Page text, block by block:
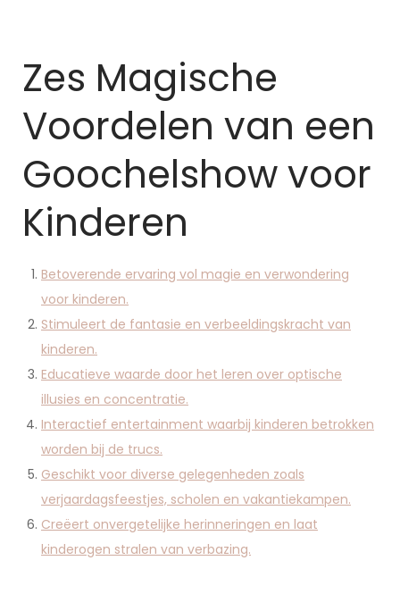
Zes Magische
Voordelen van een
Goochelshow voor
Kinderen
Betoverende ervaring vol magie en verwondering
voor kinderen.
Stimuleert de fantasie en verbeeldingskracht van
kinderen.
Educatieve waarde door het leren over optische
illusies en concentratie.
Interactief entertainment waarbij kinderen betrokken
worden bij de trucs.
Geschikt voor diverse gelegenheden zoals
verjaardagsfeestjes, scholen en vakantiekampen.
Creëert onvergetelijke herinneringen en laat
kinderogen stralen van verbazing.